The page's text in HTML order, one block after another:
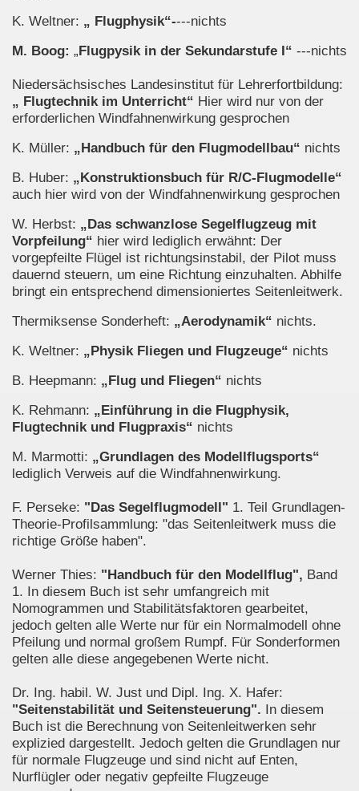
K. Weltner: „ Flugphysik“----nichts
M. Boog: „Flugpysik in der Sekundarstufe I“ ---nichts
Niedersächsisches Landesinstitut für Lehrerfortbildung:
„ Flugtechnik im Unterricht“ Hier wird nur von der
erforderlichen Windfahnenwirkung gesprochen
K. Müller: „Handbuch für den Flugmodellbau“ nichts
B. Huber: „Konstruktionsbuch für R/C-Flugmodelle“
auch hier wird von der Windfahnenwirkung gesprochen
W. Herbst: „Das schwanzlose Segelflugzeug mit
Vorpfeilung“ hier wird lediglich erwähnt: Der
vorgepfeilte Flügel ist richtungsinstabil, der Pilot muss
dauernd steuern, um eine Richtung einzuhalten. Abhilfe
bringt ein entsprechend dimensioniertes Seitenleitwerk.
Thermiksense Sonderheft: „Aerodynamik“ nichts.
K. Weltner: „Physik Fliegen und Flugzeuge“ nichts
B. Heepmann: „Flug und Fliegen“ nichts
K. Rehmann: „Einführung in die Flugphysik,
Flugtechnik und Flugpraxis“ nichts
M. Marmotti: „Grundlagen des Modellflugsports“
lediglich Verweis auf die Windfahnenwirkung.
F. Perseke: "Das Segelflugmodell" 1. Teil Grundlagen-
Theorie-Profilsammlung: "das Seitenleitwerk muss die
richtige Größe haben".
Werner Thies: "Handbuch für den Modellflug", Band
1. In diesem Buch ist sehr umfangreich mit
Nomogrammen und Stabilitätsfaktoren gearbeitet,
jedoch gelten alle Werte nur für ein Normalmodell ohne
Pfeilung und normal großem Rumpf. Für Sonderformen
gelten alle diese angegebenen Werte nicht.
Dr. Ing. habil. W. Just und Dipl. Ing. X. Hafer:
"Seitenstabilität und Seitensteuerung". In diesem
Buch ist die Berechnung von Seitenleitwerken sehr
explizied dargestellt. Jedoch gelten die Grundlagen nur
für normale Flugzeuge und sind nicht auf Enten,
Nurflügler oder negativ gepfeilte Flugzeuge